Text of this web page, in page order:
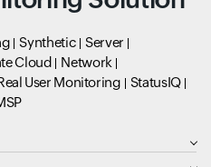
Synthetic
Server
Cloud
Network
User Monitoring
StatusIQ